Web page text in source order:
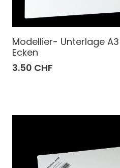
Modellier- Unterlage
Ecken
3.50 CHF